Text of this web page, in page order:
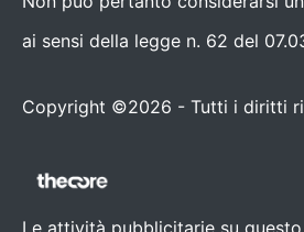
ai sensi della legge n. 62 del
Copyright ©2026 - Tutti i diritti
Le attività pubblicitarie su